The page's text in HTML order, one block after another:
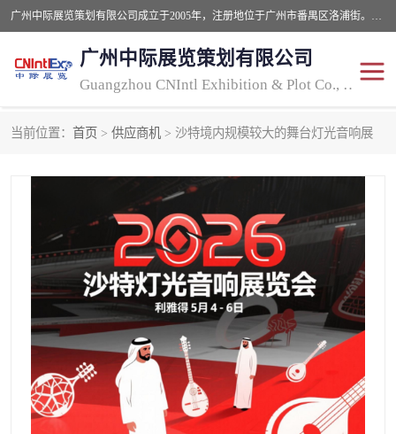
广州中际展览策划有限公司成立于2005年，注册地位于广州市番禺区洛浦街。经营范围包括会议及展览服务，大型活动组织策划服务，展台设计服务，广告业等；主要从事国外广告、标识、印花、LED、照明、光电、灯光、音响、视听、电子展览会等，展位预定-展品运输-签证-行程安排-补贴一站式服务。
广州中际展览策划有限公司
Guangzhou CNIntl Exhibition & Plot Co., Ltd.
当前位置： 首页 > 供应商机 > 沙特境内规模较大的舞台灯光音响展
印花展 视听-灯光音响展
2025年国外广告标识展 2025年国内中国香港照明
展